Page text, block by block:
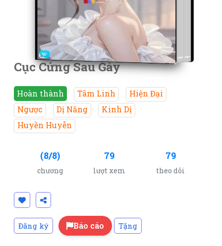
Cục Cứng Sau Gáy
Hoàn thành Tâm Linh
Hiện Đại
Ngược
Dị Năng
Kinh Dị
Huyền Huyễn
(8/8)
chương
79
lượt xem
79
theo dõi
Đăng ký Báo cáo Tặng